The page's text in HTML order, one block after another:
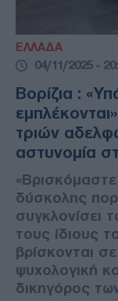
ΕΛΛΑΔΑ
04/11/2025 -
Βορίζια :
τριών
αστυνομία
δύσκολης
συγκλονίσει
τους ίδιους
βρίσκονται
ψυχολογική
δικηγόρος